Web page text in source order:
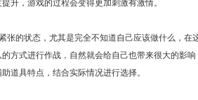
张的状态，尤其是完全不知道自己应该做什么，
方式进行作战，自然就会给自己也带来很大的影
道具特点，结合实际情况进行选择。